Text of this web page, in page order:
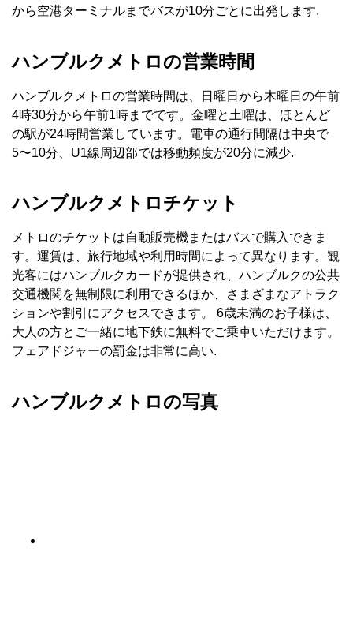
から空港ターミナルまでバスが10分ごとに出発します.
ハンブルクメトロの営業時間
ハンブルクメトロの営業時間は、日曜日から木曜日の午前
4時30分から午前1時までです。金曜と土曜は、ほとんど
の駅が24時間営業しています。電車の通行間隔は中央で
5〜10分、U1線周辺部では移動頻度が20分に減少.
ハンブルクメトロチケット
メトロのチケットは自動販売機またはバスで購入できま
す。運賃は、旅行地域や利用時間によって異なります。観
光客にはハンブルクカードが提供され、ハンブルクの公共
交通機関を無制限に利用できるほか、さまざまなアトラク
ションや割引にアクセスできます。 6歳未満のお子様は、
大人の方とご一緒に地下鉄に無料でご乗車いただけます。
フェアドジャーの罰金は非常に高い.
ハンブルクメトロの写真